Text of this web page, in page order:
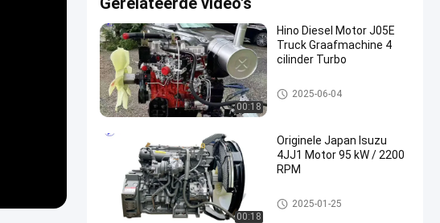
00:18
Hino Diesel Motor J05E
Truck Graafmachine 4
cilinder Turbo
ISUZU Engine
2025-06-04
00:18
Originele Japan Isuzu
4JJ1 Motor 95 kW / 2200
RPM
ISUZU Engine
2025-01-25